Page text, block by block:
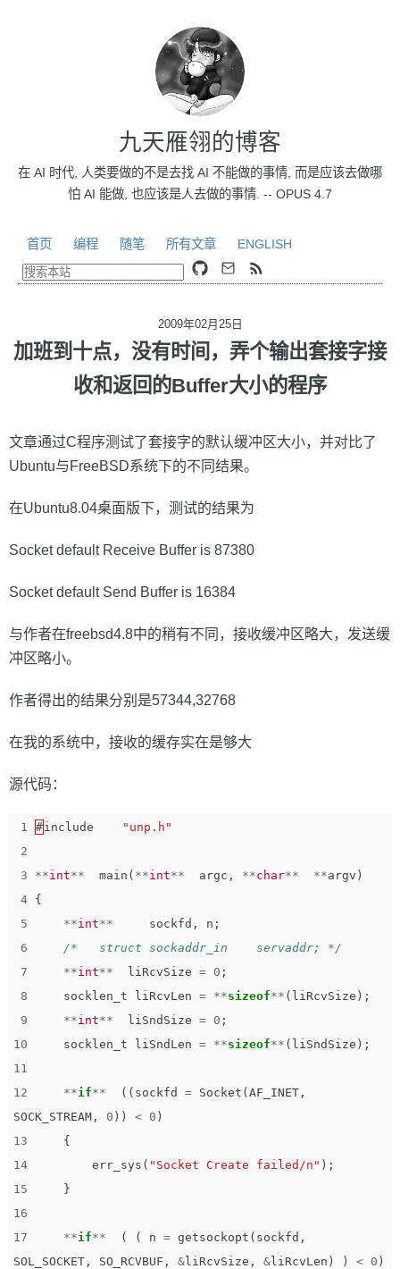
九天雁翎的博客
在 AI 时代, 人类要做的不是去找 AI 不能做的事情, 而是应该去做哪
怕 AI 能做, 也应该是人去做的事情. -- OPUS 4.7
首页 编程 随笔 所有文章 ENGLISH
2009年02月25日
加班到十点，没有时间，弄个输出套接字接
收和返回的Buffer大小的程序
文章通过C程序测试了套接字的默认缓冲区大小，并对比了
Ubuntu与FreeBSD系统下的不同结果。
在Ubuntu8.04桌面版下，测试的结果为
Socket default Receive Buffer is 87380
Socket default Send Buffer is 16384
与作者在freebsd4.8中的稍有不同，接收缓冲区略大，发送缓
冲区略小。
作者得出的结果分别是57344,32768
在我的系统中，接收的缓存实在是够大
源代码：
1 #include
"unp.h"
2
3
**int** main ( **int** argc , **char** **argv )
4 {
5
**int** sockfd , n ;
6
/*   struct sockaddr_in    servaddr; */
7
**int** liRcvSize = 0 ;
8
socklen_t liRcvLen = **sizeof** ( liRcvSize );
9
**int** liSndSize = 0 ;
10
socklen_t liSndLen = **sizeof** ( liSndSize );
11
12
**if** (( sockfd = Socket ( AF_INET ,
SOCK_STREAM , 0 )) < 0 )
13
{
14
err_sys ( "Socket Create failed/n" );
15
}
16
17
**if** ( ( n = getsockopt ( sockfd ,
SOL_SOCKET , SO_RCVBUF , & liRcvSize , & liRcvLen ) ) < 0 )